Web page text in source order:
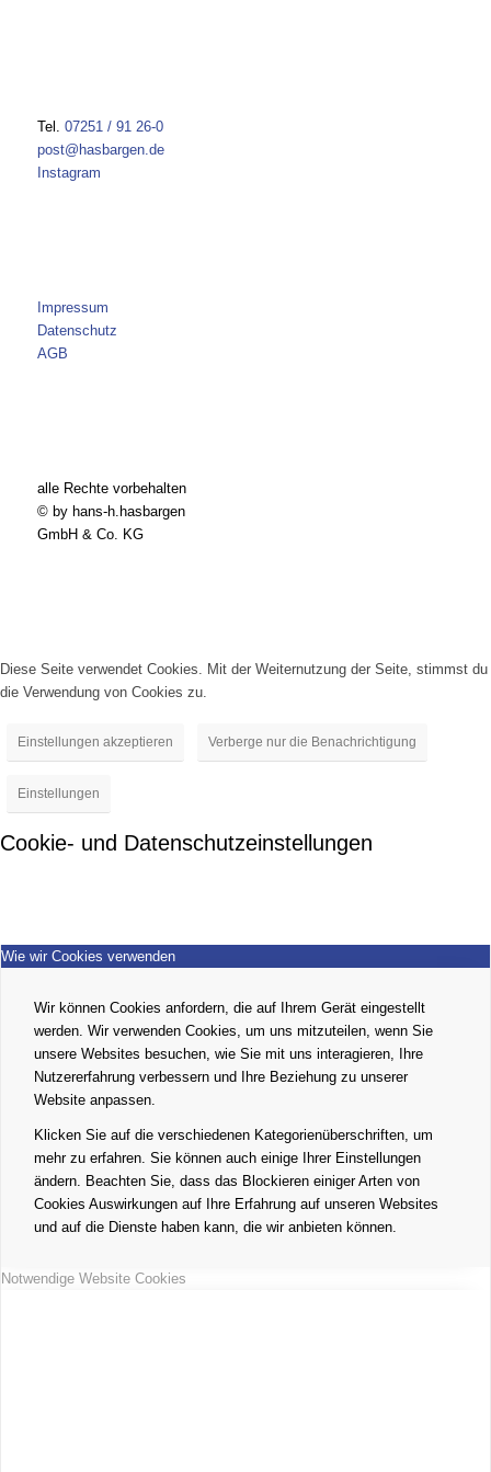
Tel. 07251 / 91 26-0
post@hasbargen.de
Instagram
Impressum
Datenschutz
AGB
alle Rechte vorbehalten
© by hans-h.hasbargen
GmbH & Co. KG
Diese Seite verwendet Cookies. Mit der Weiternutzung der Seite, stimmst du
die Verwendung von Cookies zu.
Einstellungen akzeptieren Verberge nur die Benachrichtigung
Einstellungen
Cookie- und Datenschutzeinstellungen
Wie wir Cookies verwenden
Wir können Cookies anfordern, die auf Ihrem Gerät eingestellt
werden. Wir verwenden Cookies, um uns mitzuteilen, wenn Sie
unsere Websites besuchen, wie Sie mit uns interagieren, Ihre
Nutzererfahrung verbessern und Ihre Beziehung zu unserer
Website anpassen.
Klicken Sie auf die verschiedenen Kategorienüberschriften, um
mehr zu erfahren. Sie können auch einige Ihrer Einstellungen
ändern. Beachten Sie, dass das Blockieren einiger Arten von
Cookies Auswirkungen auf Ihre Erfahrung auf unseren Websites
und auf die Dienste haben kann, die wir anbieten können.
Notwendige Website Cookies